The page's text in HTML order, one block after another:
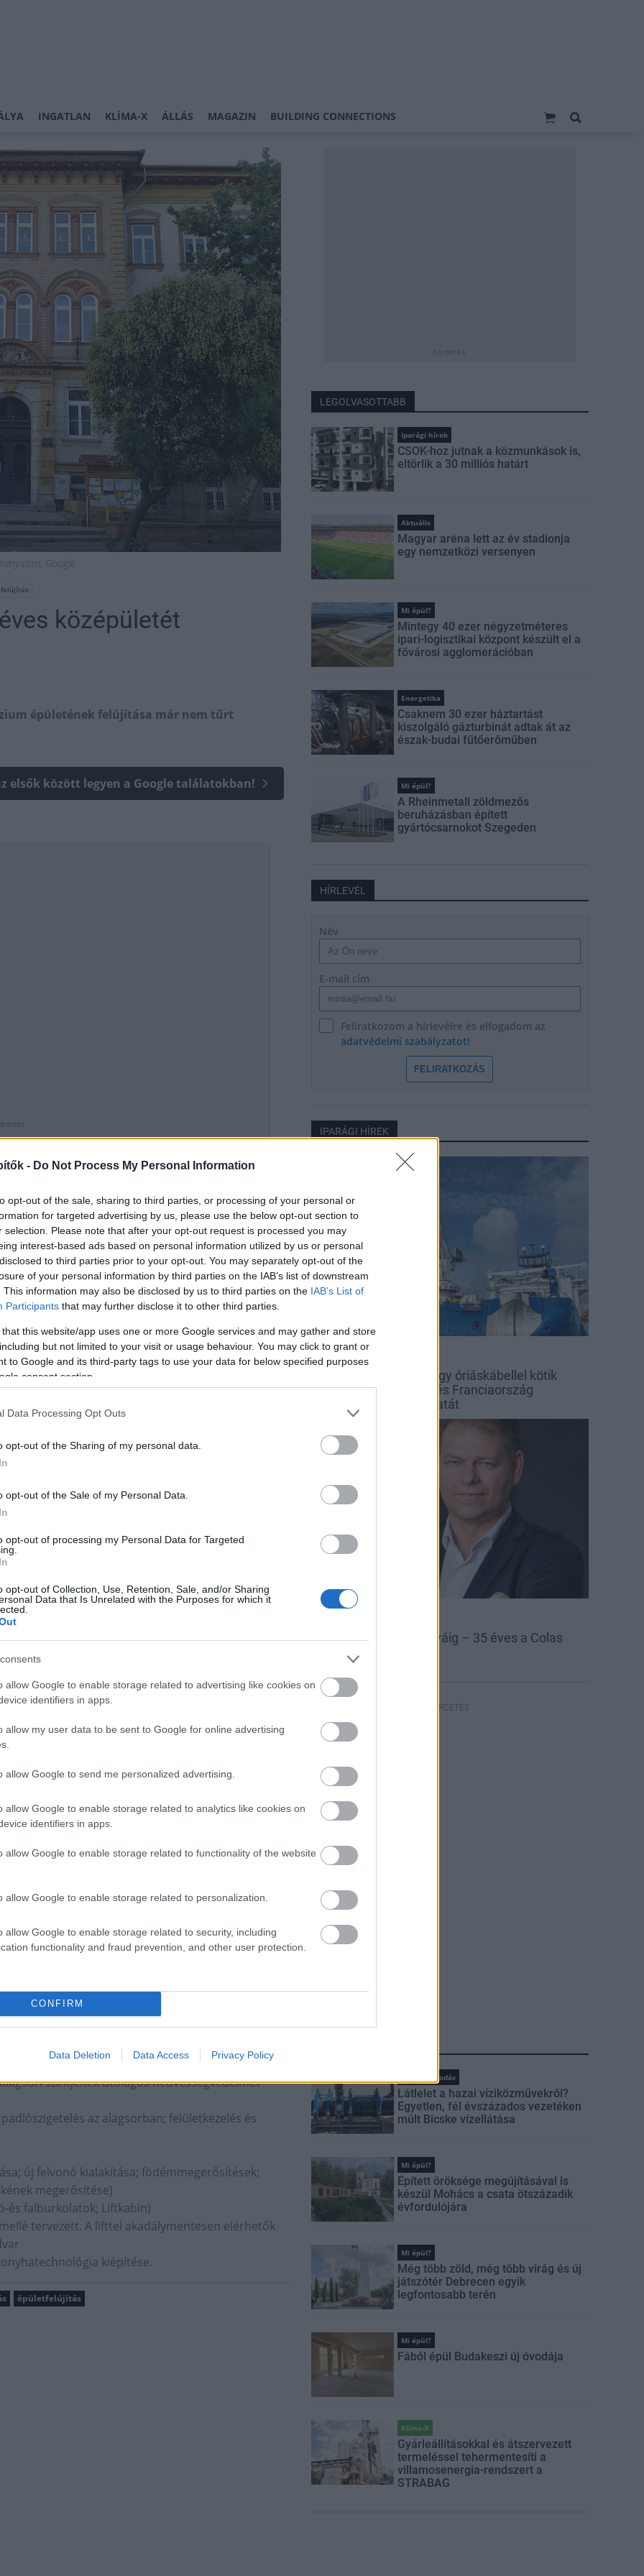
- Do Not Process My Personal Information
opt-out of the sale, sharing to third parties, or processing of your personal or
for targeted advertising by us, please use the below opt-out section to
selection. Please note that after your opt-out request is processed you may
interest-based ads based on personal information utilized by us or personal
to third parties prior to your opt-out. You may separately opt-out of the
of your personal information by third parties on the IAB’s list of downstream
This information may also be disclosed by us to third parties on the IAB’s List of
Participants that may further disclose it to other third parties.
that this website/app uses one or more Google services and may gather and store
but not limited to your visit or usage behaviour. You may click to grant or
to Google and its third-party tags to use your data for below specified purposes
consent section.
Data Processing Opt Outs
opt-out of the Sharing of my personal data.
opt-out of the Sale of my Personal Data.
opt-out of processing my Personal Data for Targeted
opt-out of Collection, Use, Retention, Sale, and/or Sharing
Data that Is Unrelated with the Purposes for which it
allow Google to enable storage related to advertising like cookies on
identifiers in apps.
allow my user data to be sent to Google for online advertising
allow Google to send me personalized advertising.
allow Google to enable storage related to analytics like cookies on
identifiers in apps.
allow Google to enable storage related to functionality of the website
allow Google to enable storage related to personalization.
allow Google to enable storage related to security, including
functionality and fraud prevention, and other user protection.
CONFIRM
Data Deletion Data Access Privacy Policy
INGATLAN KLÍMA-X ÁLLÁS MAGAZIN BUILDING CONNECTIONS
Google
középületét
épületének felújítása már nem tűrt
elsők között legyen a Google találatokban!
el a mezőtúri Teleki Blanka gimnázium
egyszerű díszítésű, szolid középrizalittal
adták át. A Karcagi Szakképzési Centrum
ponton igényel beavatkozást.
biztosító kiszolgáló egységeinek
festését és a burkolatok felújítását is magába
magas minőségű közösségi és oktatási terek
szükséges, jelenleg nem biztosított
helyreállítására és korszerűsítésére irányul. Az
céljából szükségessé vált az oktatási épület
egységeinek korszerűsítése, valamint a teljes
nem elégíti ki az alapvető oktatási
racionális ezért a gyakorlati képzés
szuterénszint funkcionális átszervezése szükséges
ki az oktatási intézmény igényeit.
épületének összes nettó hasznos
ellátandó főbb feladatok az alábbiak:
szintjének utólagos nedvességvédelmet
az alagsorban; felületkezelés és
új felvonó kialakítása; födémmegerősítések;
megerősítése)
és falburkolatok; Liftkabin)
tervezett. A lifttel akadálymentesen elérhetők
kiépítése.
épületfelújítás
LEGOLVASOTTABB
Iparági hírek
CSOK-hoz jutnak a közmunkások is,
eltörlik a 30 milliós határt
Aktuális
Magyar aréna lett az év stadionja
egy nemzetközi versenyen
Mi épül?
Mintegy 40 ezer négyzetméteres
ipari-logisztikai központ készült el a
fővárosi agglomerációban
Energetika
Csaknem 30 ezer háztartást
kiszolgáló gázturbinát adtak át az
észak-budai fűtőerőműben
Mi épül?
A Rheinmetall zöldmezős
beruházásban épített
gyártócsarnokot Szegeden
HÍRLEVÉL
Név
E-mail cím
Feliratkozom a hírlevélre és elfogadom az
adatvédelmi szabályzatot!
FELIRATKOZÁS
IPARÁGI HÍREK
Red Eléctrica
A tengerfenék alatt négy óriáskábellel kötik
össze Spanyolország és Franciaország
villamosenergia-hálózatát
A bányától az autópályáig – 35 éves a Colas
Északkő
HIRDETÉS
Vízgazdálkodás
Látlelet a hazai víziközművekről?
Egyetlen, fél évszázados vezetéken
múlt Bicske vízellátása
Mi épül?
Épített öröksége megújításával is
készül Mohács a csata ötszázadik
évfordulójára
Mi épül?
Még több zöld, még több virág és új
játszótér Debrecen egyik
legfontosabb terén
Mi épül?
Fából épül Budakeszi új óvodája
Klíma-X
Gyárleállításokkal és átszervezett
termeléssel tehermentesíti a
villamosenergia-rendszert a
STRABAG